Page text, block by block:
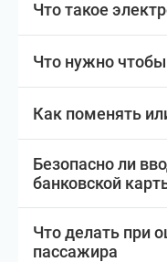
Что такое
Что нужно чтобы
Как поменять
Безопасно ли
банковской
Что делать при
пассажира